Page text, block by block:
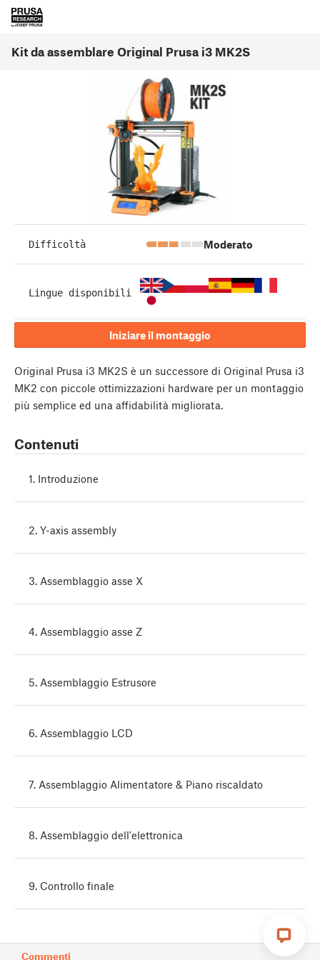
Kit da assemblare Original Prusa i3 MK2S
Commenti
Difficoltà Moderato
Lingue disponibili
Iniziare il montaggio
Original Prusa i3 MK2S è un successore di Original Prusa i3
MK2 con piccole ottimizzazioni hardware per un montaggio
più semplice ed una affidabilità migliorata.
Contenuti
1. Introduzione
2. Y-axis assembly
3. Assemblaggio asse X
4. Assemblaggio asse Z
5. Assemblaggio Estrusore
6. Assemblaggio LCD
7. Assemblaggio Alimentatore & Piano riscaldato
8. Assemblaggio dell'elettronica
9. Controllo finale